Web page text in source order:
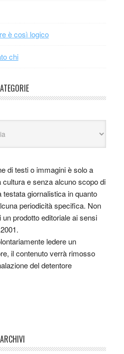
è così logico
chi
di testi o immagini è solo a
e senza alcuno scopo di
giornalistica in quanto
periodicità specifica. Non
prodotto editoriale ai sensi
ledere un
il contenuto verrà rimosso
del detentore
ARCHIVI